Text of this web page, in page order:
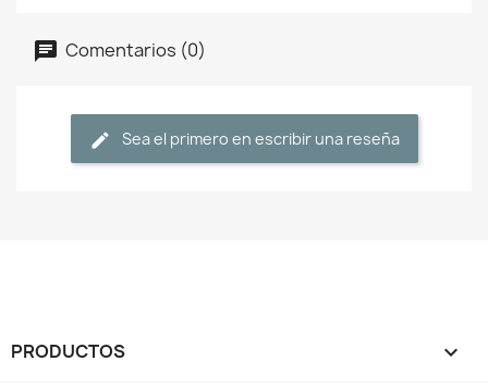
Comentarios (0)
Sea el primero en escribir una reseña
PRODUCTOS 